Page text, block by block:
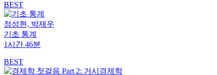
BEST
정성현, 박재우
기초 통계
1시간 46분
BEST